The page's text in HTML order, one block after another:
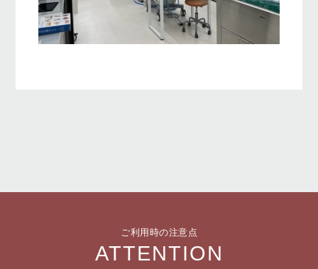
ご利用時の注意点
ATTENTION